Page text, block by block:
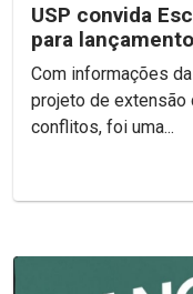
USP convida
para
Com informações da USP A Escola do
projeto de extensão
conflitos, foi uma...